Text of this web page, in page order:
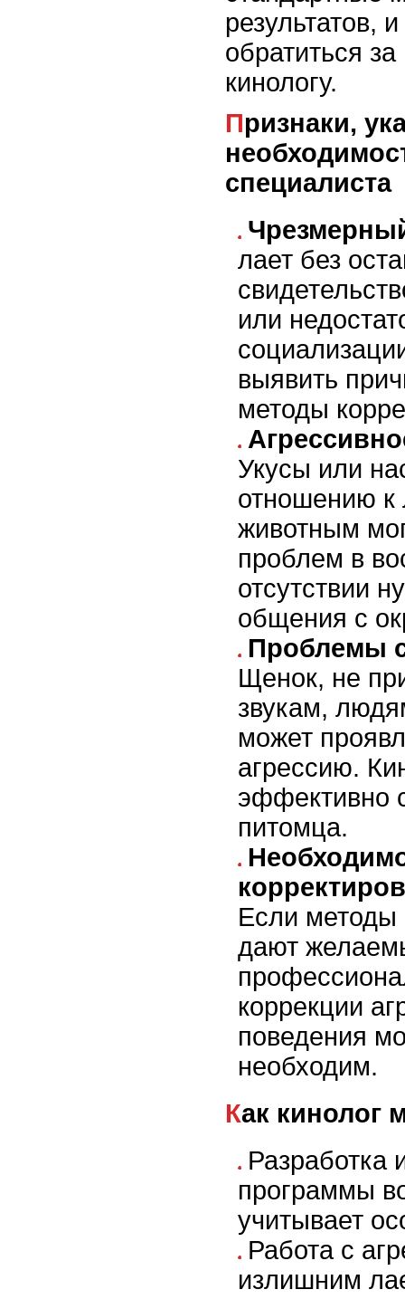
результатов,
обратиться
кинологу.
Признаки, указывающие на
специалиста
лает без
или
выявить
методы
Укусы или
отношению
животным
проблем в
отсутствии
общения с
Проблемы
Щенок, не
звукам,
может
агрессию.
эффективно
питомца.
Если методы
дают
коррекции
поведения
необходим.
Как
Разработка
программы
учитывает
Работа с
излишним